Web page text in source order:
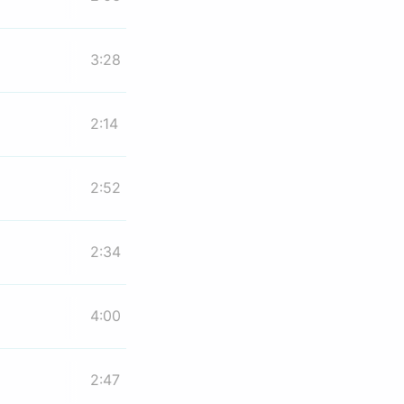
3:28
2:14
2:52
2:34
4:00
2:47